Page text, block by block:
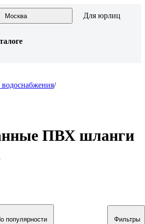
Москва Для юрлиц
/
ПВХ шланги
популярности Фильтры